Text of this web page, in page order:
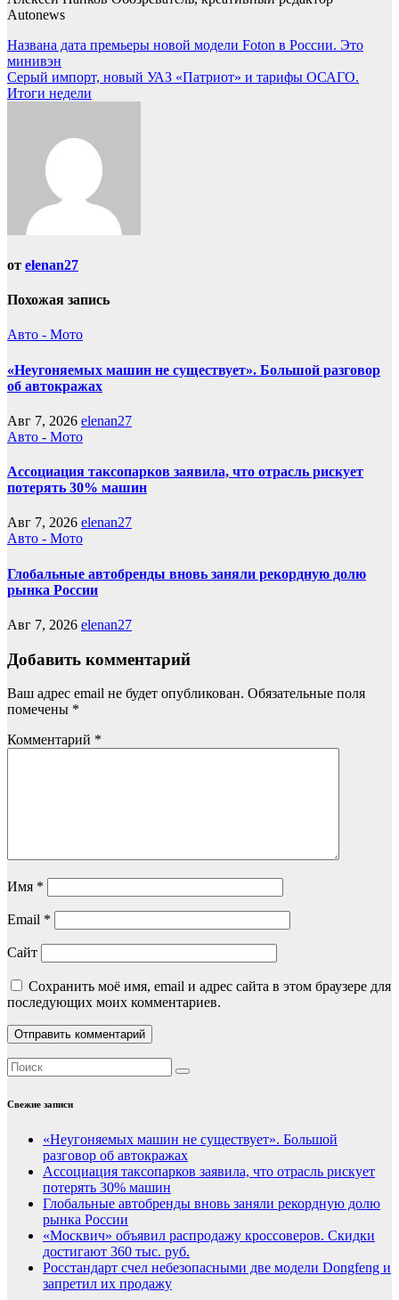
Autonews
Навигация
по
записям
Названа дата премьеры новой модели Foton в России. Это
минивэн
Серый импорт, новый УАЗ «Патриот» и тарифы ОСАГО.
Итоги недели
от elenan27
Похожая запись
Авто - Мото
«Неугоняемых машин не существует». Большой разговор
об автокражах
Авг 7, 2026 elenan27
Авто - Мото
Ассоциация таксопарков заявила, что отрасль рискует
потерять 30% машин
Авг 7, 2026 elenan27
Авто - Мото
Глобальные автобренды вновь заняли рекордную долю
рынка России
Авг 7, 2026 elenan27
Добавить комментарий
Ваш адрес email не будет опубликован. Обязательные поля
помечены *
Комментарий *
Имя *
Email *
Сайт
Сохранить моё имя, email и адрес сайта в этом браузере для
последующих моих комментариев.
Свежие записи
«Неугоняемых машин не существует». Большой
разговор об автокражах
Ассоциация таксопарков заявила, что отрасль рискует
потерять 30% машин
Глобальные автобренды вновь заняли рекордную долю
рынка России
«Москвич» объявил распродажу кроссоверов. Скидки
достигают 360 тыс. руб.
Росстандарт счел небезопасными две модели Dongfeng и
запретил их продажу